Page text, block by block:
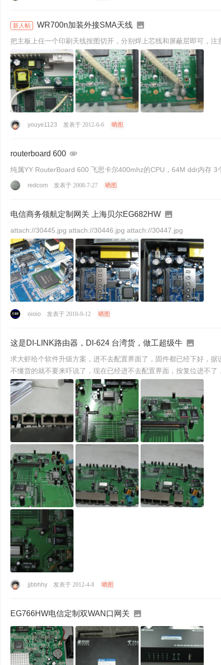
新人帖 WR700n加装外接SMA天线
把主板上任一个印刷天线按图切开，分别焊上芯线和屏蔽层即可，注
youye1123 发表于 2012-6-6 晒图
routerboard 600
纯
redcom 发表于 2008-7-27 晒图
电信商务领航定制网关 上海贝尔EG682HW
attach://30445.jpg attach://30446.jpg attach://30447.jpg
oioio 发表于 2010-9-12 晒图
这是DI-LINK路由器，DI-624 台湾货，做工超级牛
求大虾给个软件升级方案，进不去配置界面了，固件都已经下好，据说网上有通过第三方
不懂货的就不要来吓说了，现在已经进不去配置界面，按复位进不
jjbbhhy 发表于 2012-4-8 晒图
EG766HW电信定制双WAN口网关